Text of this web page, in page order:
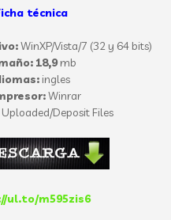
técnica
WinXP/Vista/7 (32 y 64 bits)
18,9mb
ingles
Winrar
Deposit Files
ul.to/m595zis6